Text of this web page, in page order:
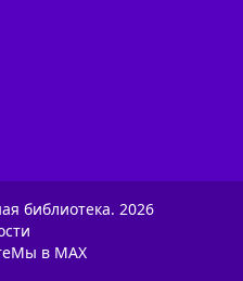
библиотека. 2026
Мы в MAX